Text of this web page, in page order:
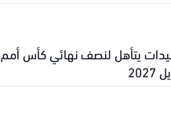
يتأهل لنصف نهائي كأس أمم